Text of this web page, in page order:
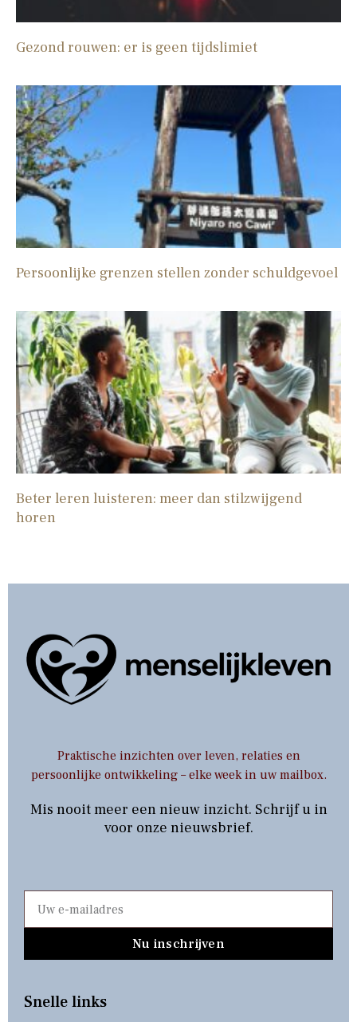
Gezond rouwen: er is geen tijdslimiet
Persoonlijke grenzen stellen zonder schuldgevoel
Beter leren luisteren: meer dan stilzwijgend
horen
Praktische inzichten over leven, relaties en
persoonlijke ontwikkeling – elke week in uw mailbox.
Mis nooit meer een nieuw inzicht. Schrijf u in
voor onze nieuwsbrief.
Nu inschrijven
Snelle links